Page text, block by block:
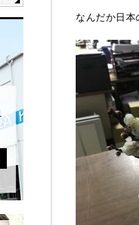
なんだか日